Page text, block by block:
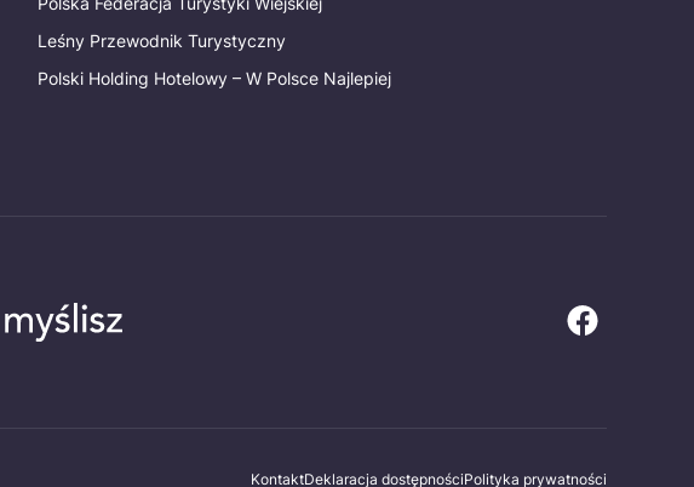
Leśny Przewodnik Turystyczny
Polski Holding Hotelowy – W Polsce Najlepiej
KontaktDeklaracja dostępnościPolityka prywatności